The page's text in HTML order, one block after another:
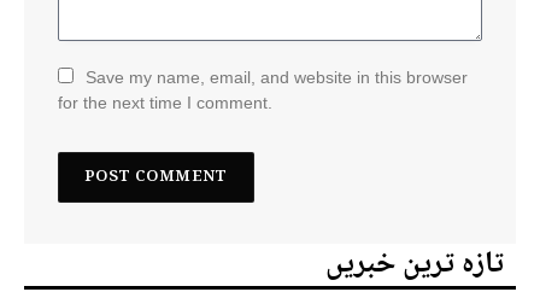
Save my name, email, and website in this browser
for the next time I comment.
تازہ ترین خبریں